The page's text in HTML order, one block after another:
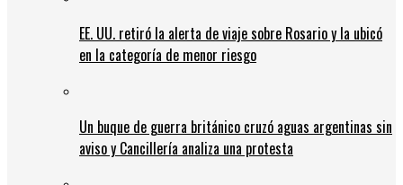
EE. UU. retiró la alerta de viaje sobre Rosario y la ubicó
en la categoría de menor riesgo
Un buque de guerra británico cruzó aguas argentinas sin
aviso y Cancillería analiza una protesta